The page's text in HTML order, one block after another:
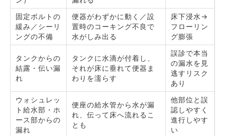
固定ボルトの
緩み／シーリ
ングの不備
便器がわずかに動く／設
置時のコーキング不良で
水がしみ出る
床下浸水→
フローリン
グ膨張
タンクからの
結露・伝い漏
れ
タンクに水滴が付着し、
それが床に垂れて便器ま
わりを濡らす
誤診で本当
の漏水を見
逃すリスク
あり
ウォシュレッ
ト給水部・ホ
ース部からの
漏れ
便座の給水管から水が漏
れ、伝って床へ流れるこ
とも
他部位と誤
認しやすく
進行しやす
い